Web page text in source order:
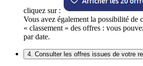
cliquez sur :
Vous avez également la possibilité de
« classement » des offres : vous
par date.
4. Consulter les offres issues de votre